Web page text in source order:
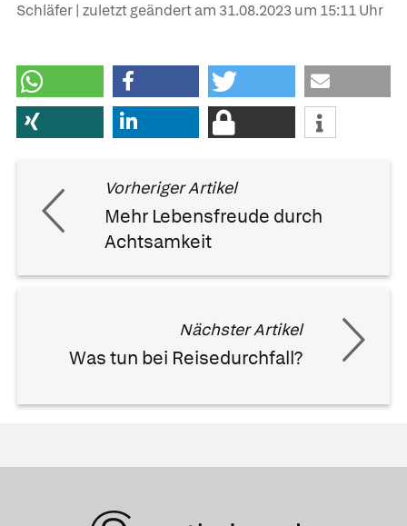
Schläfer | zuletzt geändert am 31.08.2023 um 15:11 Uhr
Vorheriger Artikel
Mehr Lebensfreude durch
Achtsamkeit
Nächster Artikel
Was tun bei Reisedurchfall?